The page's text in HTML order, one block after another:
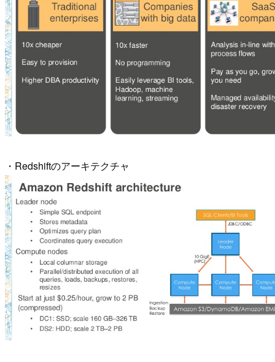
・Redshiftのアーキテクチャ